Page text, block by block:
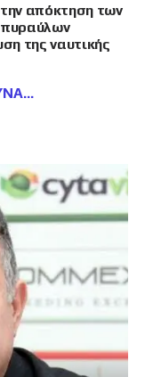
απόκτηση των
πυραύλων
της ναυτικής